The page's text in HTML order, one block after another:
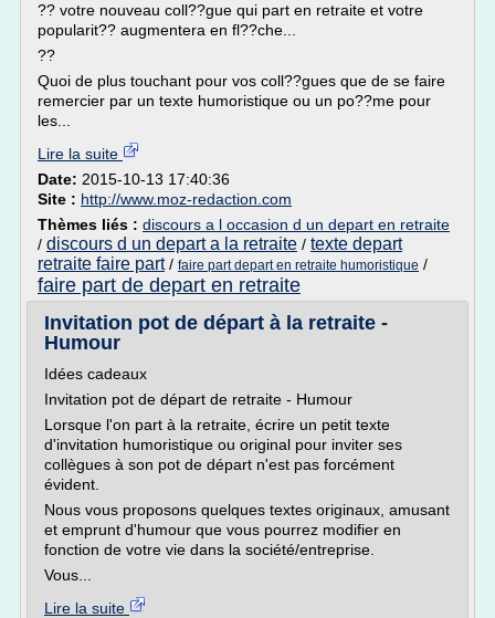
?? votre nouveau coll??gue qui part en retraite et votre
popularit?? augmentera en fl??che...
??
Quoi de plus touchant pour vos coll??gues que de se faire
remercier par un texte humoristique ou un po??me pour
les...
Lire la suite
Date: 2015-10-13 17:40:36
Site : http://www.moz-redaction.com
Thèmes liés : discours a l occasion d un depart en retraite
/ discours d un depart a la retraite / texte depart
retraite faire part/ faire part depart en retraite humoristique /
faire part de depart en retraite
Invitation pot de départ à la retraite -
Humour
Idées cadeaux
Invitation pot de départ de retraite - Humour
Lorsque l'on part à la retraite, écrire un petit texte
d'invitation humoristique ou original pour inviter ses
collègues à son pot de départ n'est pas forcément
évident.
Nous vous proposons quelques textes originaux, amusant
et emprunt d'humour que vous pourrez modifier en
fonction de votre vie dans la société/entreprise.
Vous...
Lire la suite